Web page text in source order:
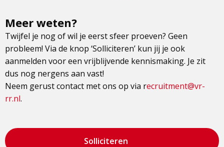
Meer weten?
Twijfel je nog of wil je eerst sfeer proeven? Geen
probleem! Via de knop ‘Solliciteren’ kun jij je ook
aanmelden voor een vrijblijvende kennismaking. Je zit
dus nog nergens aan vast!
Neem gerust contact met ons op via recruitment@vr-
rr.nl.
Solliciteren